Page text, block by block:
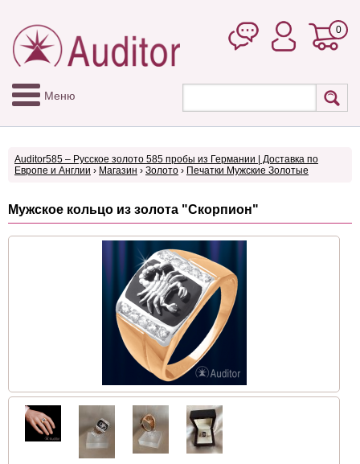
0
Меню
Auditor585 – Русское золото 585 пробы из Германии | Доставка по
Европе и Англии › Магазин › Золото › Печатки Мужские Золотые
Мужское кольцо из золота "Скорпион"